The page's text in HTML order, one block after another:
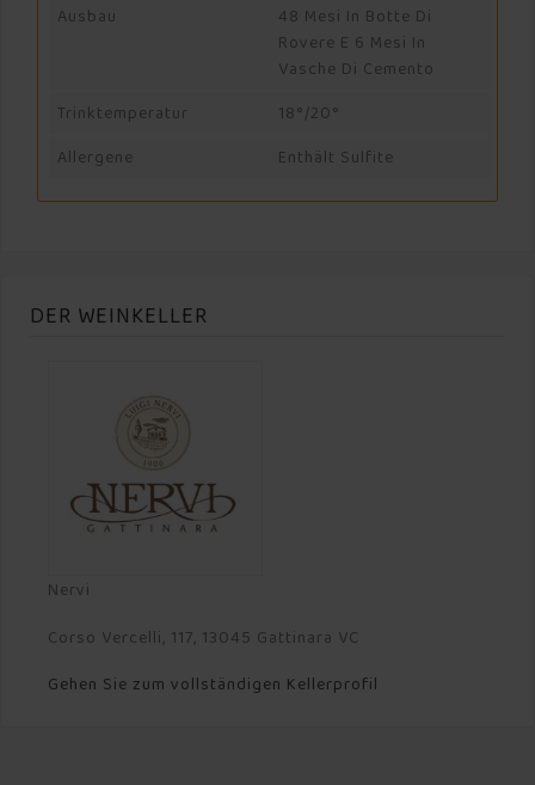
Ausbau
48 Mesi In Botte Di
Rovere E 6 Mesi In
Vasche Di Cemento
Trinktemperatur
18°/20°
Allergene
Enthält Sulfite
DER WEINKELLER
Nervi
Corso Vercelli, 117, 13045 Gattinara VC
Gehen Sie zum vollständigen Kellerprofil